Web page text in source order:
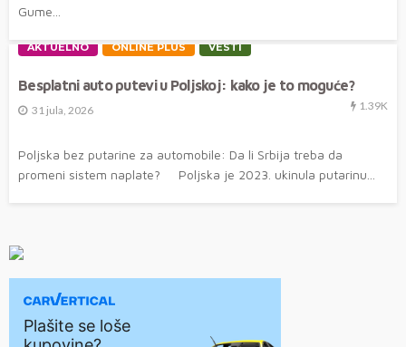
Gume...
AKTUELNO ONLINE PLUS VESTI
Besplatni auto putevi u Poljskoj: kako je to moguće?
31 jula, 2026 1.39K
Poljska bez putarine za automobile: Da li Srbija treba da
promeni sistem naplate? Poljska je 2023. ukinula putarinu...